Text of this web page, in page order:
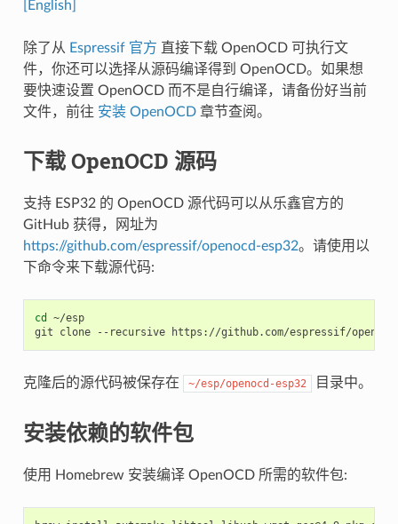
[English]
除了从 Espressif 官方 直接下载 OpenOCD 可执行文
件，你还可以选择从源码编译得到 OpenOCD。如果想
要快速设置 OpenOCD 而不是自行编译，请备份好当前
文件，前往 安装 OpenOCD章节查阅。
下载 OpenOCD 源码
支持 ESP32 的 OpenOCD 源代码可以从乐鑫官方的
GitHub 获得，网址为
https://github.com/espressif/openocd-esp32。请使用以
下命令来下载源代码:
cd ~/esp
克隆后的源代码被保存在 ~/esp/openocd-esp32 目录中。
安装依赖的软件包
使用 Homebrew 安装编译 OpenOCD 所需的软件包: